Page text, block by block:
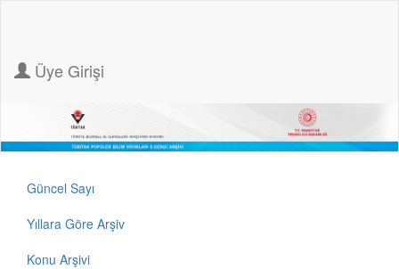
Üye Girişi
Güncel Sayı
Yıllara Göre Arşiv
Konu Arşivi